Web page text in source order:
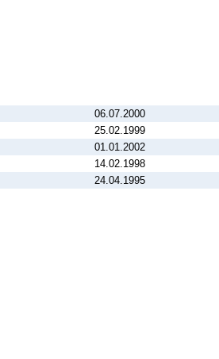
06.07.2000
25.02.1999
01.01.2002
14.02.1998
24.04.1995